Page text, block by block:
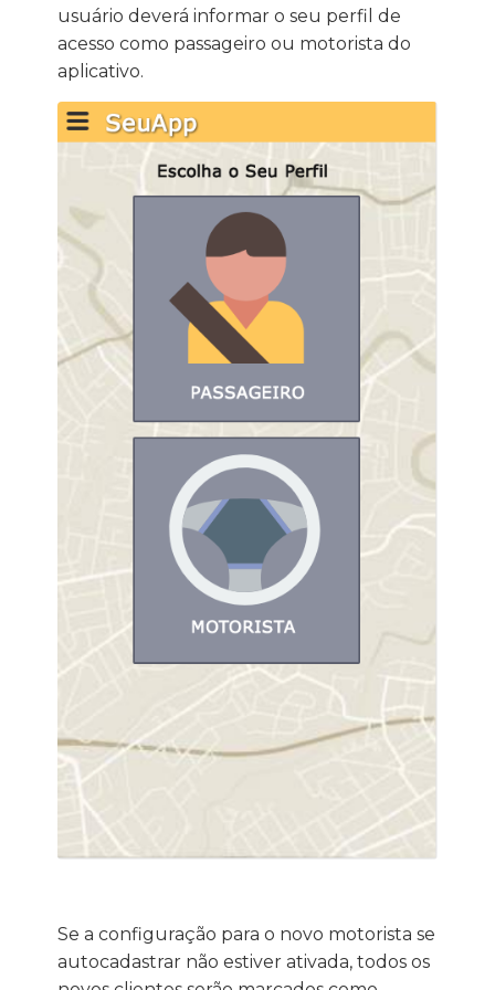
usuário deverá informar o seu perfil de
acesso como passageiro ou motorista do
aplicativo.
Se a configuração para o novo motorista se
autocadastrar não estiver ativada, todos os